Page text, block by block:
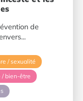
de
/ sexualité
/ bien-être